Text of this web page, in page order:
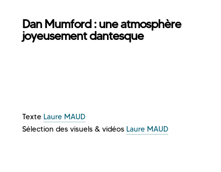
Dan Mumford : une atmosphère
joyeusement dantesque
Texte Laure MAUD
Sélection des visuels & vidéos Laure MAUD